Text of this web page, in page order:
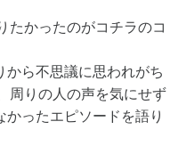
たかったのがコチラのコ
ら不思議に思われがち
周りの人の声を気にせず
ったエピソードを語り